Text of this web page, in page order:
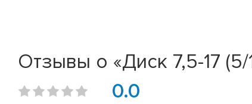
Отзывы о «Диск 7,5-17
0.0